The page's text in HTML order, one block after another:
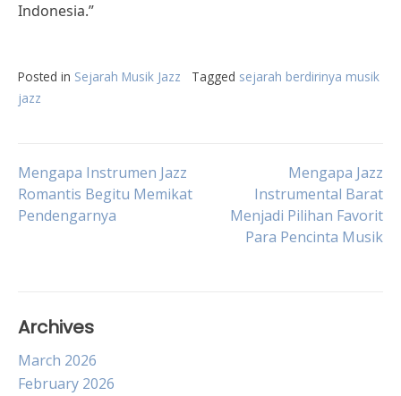
Indonesia.”
Posted in Sejarah Musik Jazz Tagged sejarah berdirinya musik
jazz
Post
navigation
Mengapa Instrumen Jazz
Romantis Begitu Memikat
Pendengarnya
Mengapa Jazz
Instrumental Barat
Menjadi Pilihan Favorit
Para Pencinta Musik
Archives
March 2026
February 2026